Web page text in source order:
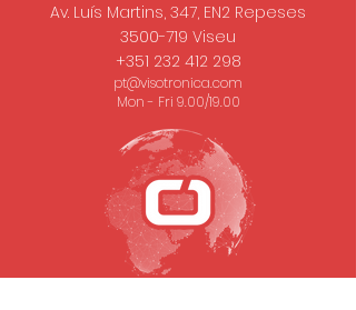
Av. Luís Martins, 347, EN2 Repeses
3500-719 Viseu
+351 232 412 298
pt@visotronica.com
Mon - Fri 9.00/19.00